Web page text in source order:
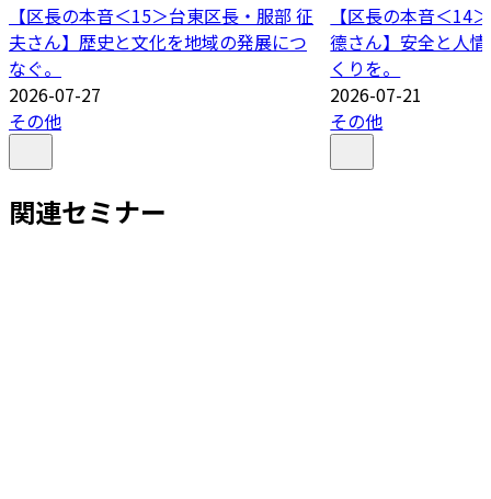
【区長の本音＜15＞台東区長・服部 征
夫さん】歴史と文化を地域の発展につ
なぐ。
2026-07-27
その他
【区長の本音＜14
德さん】安全と人
くりを。
2026-07-21
その他
関連セミナー